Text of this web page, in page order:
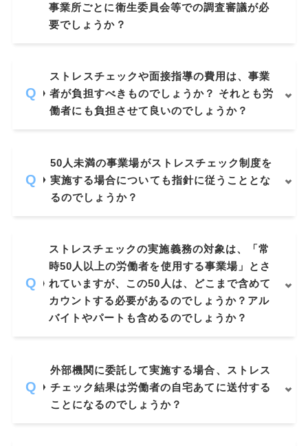
事業所ごとに衛生委員会等での調査審議が必
要でしょうか？
ストレスチェックや面接指導の費用は、事業
者が負担すべきものでしょうか？ それとも労
働者にも負担させて良いのでしょうか？
50人未満の事業場がストレスチェック制度を
実施する場合についても指針に従うこととな
るのでしょうか？
ストレスチェックの実施義務の対象は、「常
時50人以上の労働者を使用する事業場」とさ
れていますが、この50人は、どこまで含めて
カウントする必要があるのでしょうか？アル
バイトやパートも含めるのでしょうか？
外部機関に委託して実施する場合、ストレス
チェック結果は労働者の自宅あてに送付する
ことになるのでしょうか？